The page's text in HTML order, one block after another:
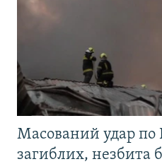
Масований удар по
загиблих, незбита